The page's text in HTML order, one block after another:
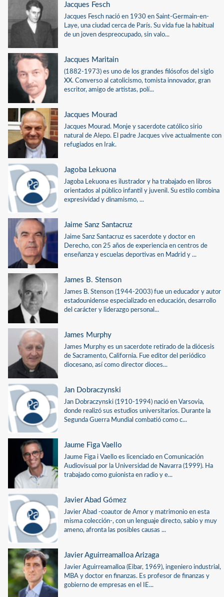
Jacques Fesch
Jacques Fesch nació en 1930 en Saint-Germain-en-
Laye, una ciudad cerca de París. Su vida fue la habitual
de un joven despreocupado, sin valo...
Jacques Maritain
(1882-1973) es uno de los grandes filósofos del siglo
XX. Converso al catolicismo, tomista innovador, gran
escritor, amigo de artistas, polí...
Jacques Mourad
Jacques Mourad. Monje y sacerdote católico sirio
natural de Alepo. El padre Jacques vive actualmente con
refugiados en Irak.
Jagoba Lekuona
Jagoba Lekuona es ilustrador y ha trabajado en libros
orientados al público infantil y juvenil. Su estilo combina
expresividad y dinamismo, ...
Jaime Sanz Santacruz
Jaime Sanz Santacruz es sacerdote y doctor en
Derecho, con 25 años de experiencia en centros de
enseñanza y escuelas deportivas en Madrid y ...
James B. Stenson
James B. Stenson (1944-2003) fue un educador y autor
estadounidense especializado en educación, desarrollo
del carácter y liderazgo personal...
James Murphy
James Murphy es un sacerdote retirado de la diócesis
de Sacramento, California. Fue editor del periódico
diocesano, así como director dioces...
Jan Dobraczynski
Jan Dobraczynski (1910-1994) nació en Varsovia,
donde realizó sus estudios universitarios. Durante la
Segunda Guerra Mundial combatió como c...
Jaume Figa Vaello
Jaume Figa i Vaello es licenciado en Comunicación
Audiovisual por la Universidad de Navarra (1999). Ha
trabajado como guionista en radio y e...
Javier Abad Gómez
Javier Abad -coautor de Amor y matrimonio en esta
misma colección-, con un lenguaje directo, sabio y muy
ameno, afronta las posibles causas ...
Javier Aguirreamalloa Arizaga
Javier Aguirreamalloa (Eibar, 1969), ingeniero industrial,
MBA y doctor en finanzas. Es profesor de finanzas y
gobierno de empresas en el IE...